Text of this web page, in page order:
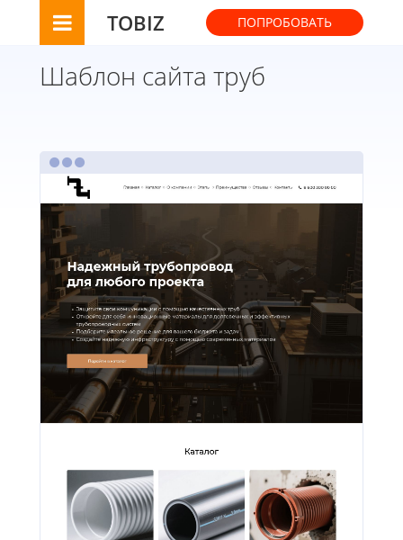
TOBIZ ПОПРОБОВАТЬ
Шаблон сайта труб